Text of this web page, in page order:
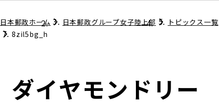
グループ情報トップ
コンプライアンス
株主・投資家情報トップ
個人投資家のみなさまへ
ニューストップ
サステナビリティトップ
担当役員メッセージ
採用情報トップ
日本郵政ホーム 日本郵政グループ女子陸上部
トピックス一覧
8zil5bg_h
ダイヤモンドリー